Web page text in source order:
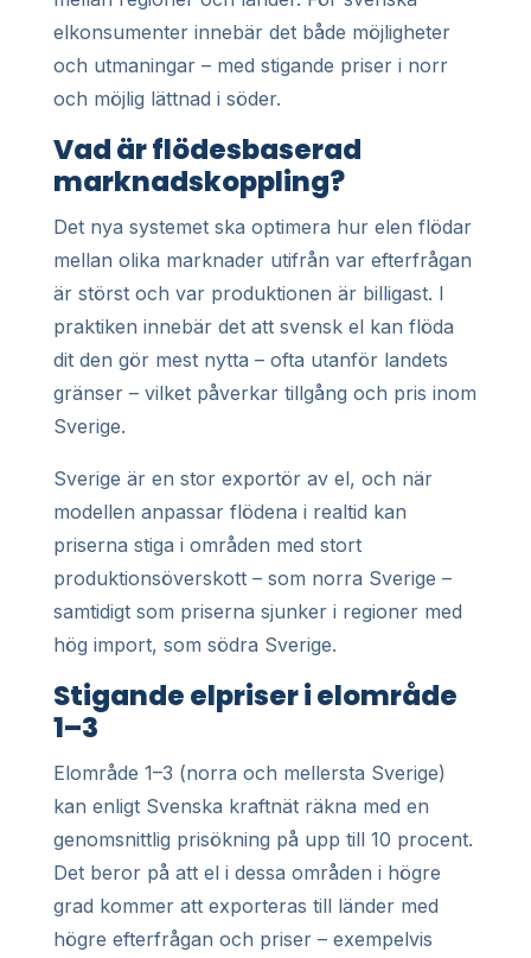
elkonsumenter innebär det både möjligheter
och utmaningar – med stigande priser i norr
och möjlig lättnad i söder.
Vad är flödesbaserad
marknadskoppling?
Det nya systemet ska optimera hur elen flödar
mellan olika marknader utifrån var efterfrågan
är störst och var produktionen är billigast. I
praktiken innebär det att svensk el kan flöda
dit den gör mest nytta – ofta utanför landets
gränser – vilket påverkar tillgång och pris inom
Sverige.
Sverige är en stor exportör av el, och när
modellen anpassar flödena i realtid kan
priserna stiga i områden med stort
produktionsöverskott – som norra Sverige –
samtidigt som priserna sjunker i regioner med
hög import, som södra Sverige.
Stigande elpriser i elområde
1–3
Elområde 1–3 (norra och mellersta Sverige)
kan enligt Svenska kraftnät räkna med en
genomsnittlig prisökning på upp till 10 procent.
Det beror på att el i dessa områden i högre
grad kommer att exporteras till länder med
högre efterfrågan och priser – exempelvis